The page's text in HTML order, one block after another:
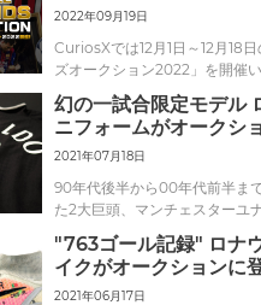
2022年09月19日
CuriosXでは12月1日～12月18
ズオークション2022」を開催い
幻の一試合限定モデル
ニフォームがオークシ
2021年07月18日
90年代後半から00年代前半ま
た2大巨頭、マンチェスターユ
矛を交える伝統の一戦。当時
ともいわれるほど激しい肉弾
ードも飛び交っていました。
"763ゴール記録" ロナ
イクがオークションに
2021年06月17日